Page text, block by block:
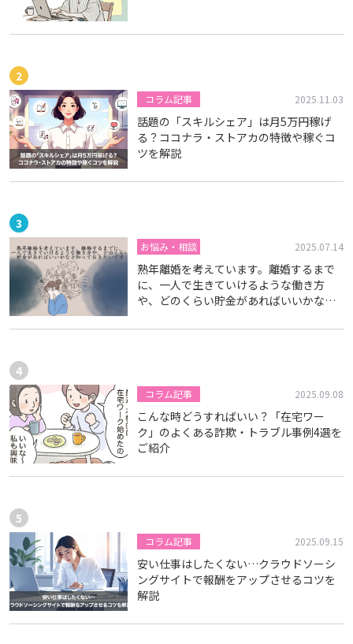
コラム記事 2025.11.03
話題の「スキルシェア」は月5万円稼げ
る？ココナラ・ストアカの特徴や稼ぐコ
ツを解説
お悩み・相談 2025.07.14
熟年離婚を考えています。離婚するまで
に、一人で生きていけるような働き方
や、どのくらい貯金があればいいかなど
コラム記事 2025.09.08
こんな時どうすればいい？「在宅ワー
ク」のよくある詐欺・トラブル事例4選を
ご紹介
コラム記事 2025.09.15
安い仕事はしたくない…クラウドソーシ
ングサイトで報酬をアップさせるコツを
解説